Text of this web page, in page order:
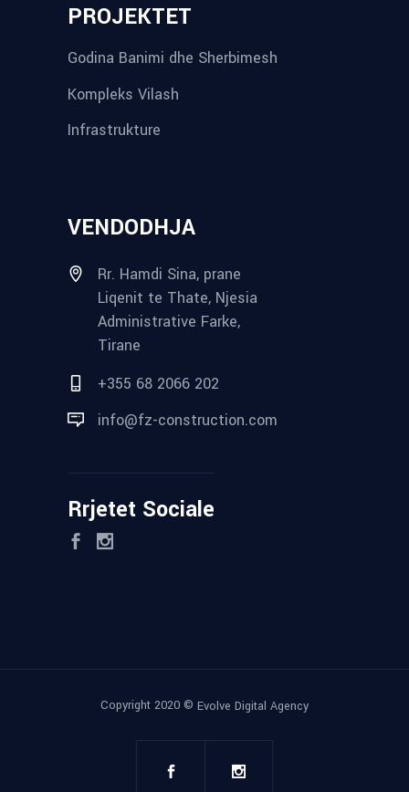
PROJEKTET
Godina Banimi dhe Sherbimesh
Kompleks Vilash
Infrastrukture
VENDODHJA
Rr. Hamdi Sina, prane
Liqenit te Thate, Njesia
Administrative Farke,
Tirane
+355 68 2066 202
info@fz-construction.com
Rrjetet Sociale
Copyright 2020 © Evolve Digital Agency